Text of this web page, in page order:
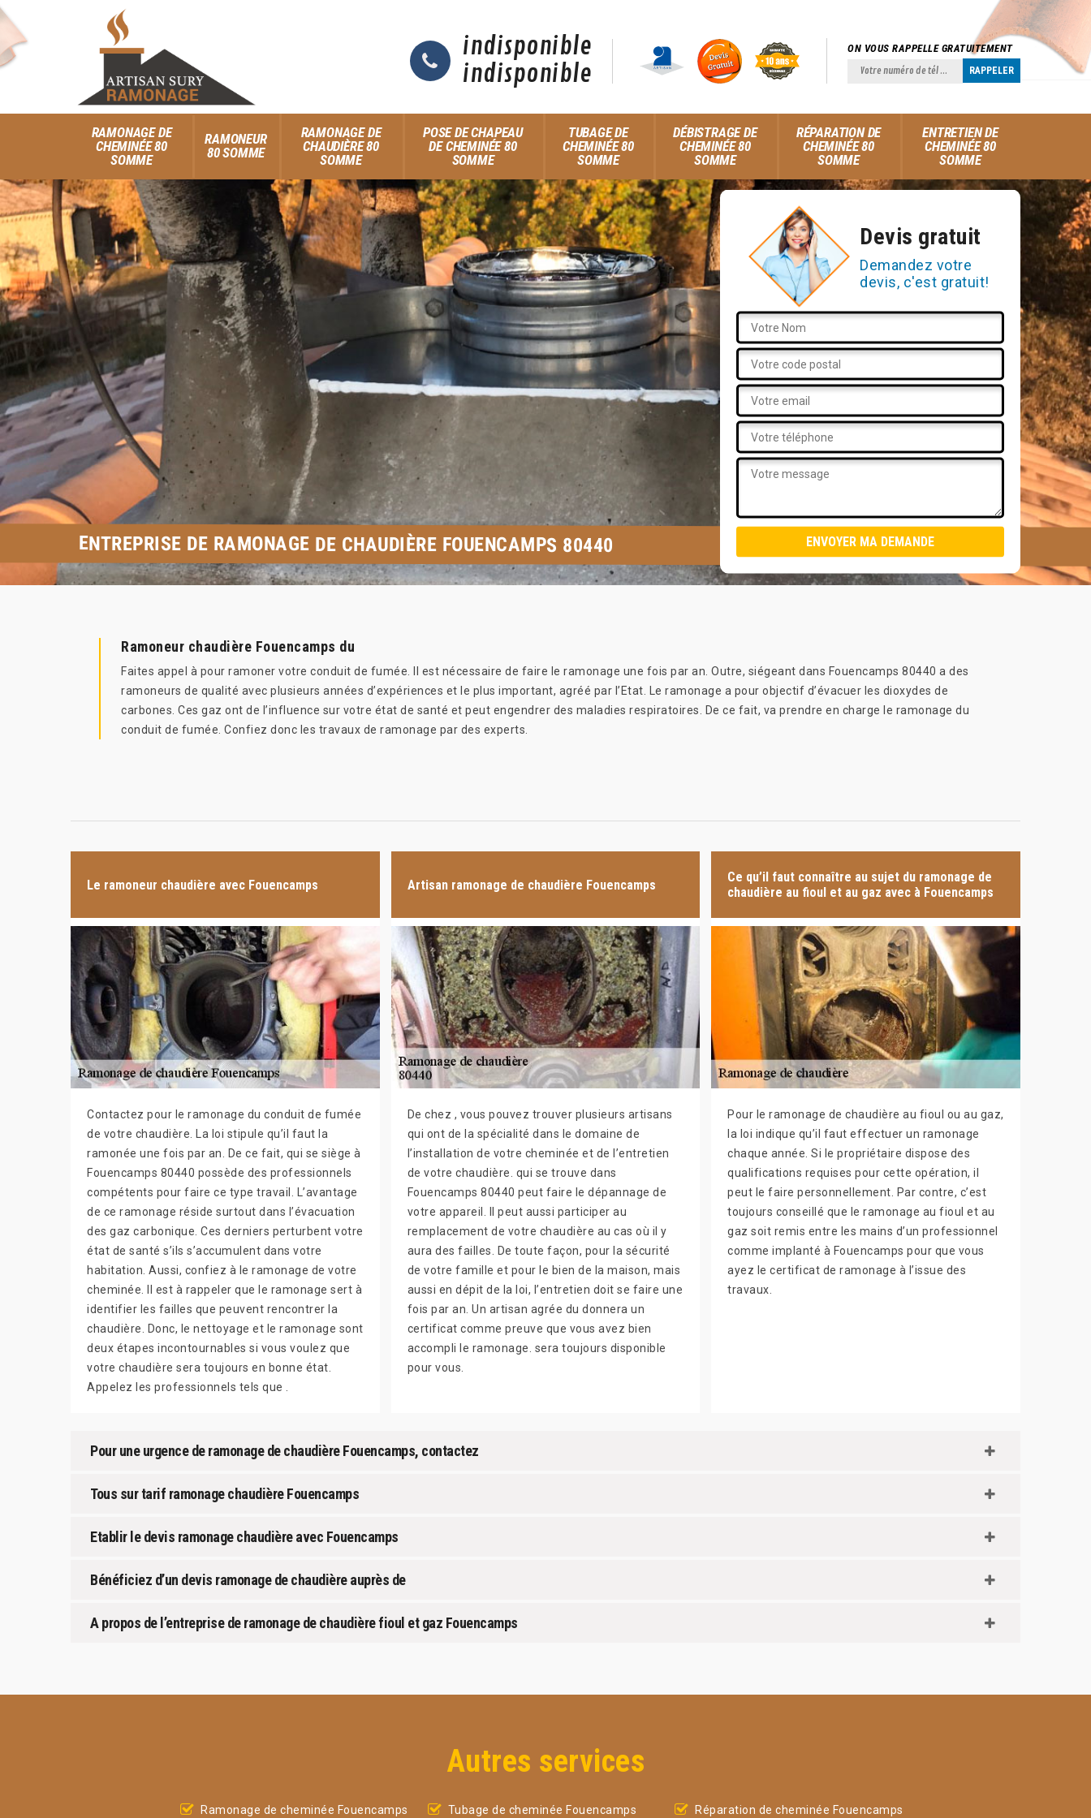
indisponible
indisponible
ON VOUS RAPPELLE GRATUITEMENT
RAMONAGE DE
CHEMINÉE 80
SOMME
RAMONEUR
80 SOMME
RAMONAGE DE
CHAUDIÈRE 80
SOMME
POSE DE CHAPEAU
DE CHEMINÉE 80
SOMME
TUBAGE DE
CHEMINÉE 80
SOMME
DÉBISTRAGE DE
CHEMINÉE 80
SOMME
RÉPARATION DE
CHEMINÉE 80
SOMME
ENTRETIEN DE
CHEMINÉE 80
SOMME
Devis gratuit
Demandez votre
devis, c'est gratuit!
ENTREPRISE DE RAMONAGE DE CHAUDIÈRE FOUENCAMPS 80440
Ramoneur chaudière Fouencamps du
Faites appel à pour ramoner votre conduit de fumée. Il est nécessaire de faire le ramonage une fois par an. Outre, siégeant dans Fouencamps 80440 a des
ramoneurs de qualité avec plusieurs années d’expériences et le plus important, agréé par l’Etat. Le ramonage a pour objectif d’évacuer les dioxydes de
carbones. Ces gaz ont de l’influence sur votre état de santé et peut engendrer des maladies respiratoires. De ce fait, va prendre en charge le ramonage du
conduit de fumée. Confiez donc les travaux de ramonage par des experts.
Le ramoneur chaudière avec Fouencamps
Contactez pour le ramonage du conduit de fumée
de votre chaudière. La loi stipule qu’il faut la
ramonée une fois par an. De ce fait, qui se siège à
Fouencamps 80440 possède des professionnels
compétents pour faire ce type travail. L’avantage
de ce ramonage réside surtout dans l’évacuation
des gaz carbonique. Ces derniers perturbent votre
état de santé s’ils s’accumulent dans votre
habitation. Aussi, confiez à le ramonage de votre
cheminée. Il est à rappeler que le ramonage sert à
identifier les failles que peuvent rencontrer la
chaudière. Donc, le nettoyage et le ramonage sont
deux étapes incontournables si vous voulez que
votre chaudière sera toujours en bonne état.
Appelez les professionnels tels que .
Artisan ramonage de chaudière Fouencamps
De chez , vous pouvez trouver plusieurs artisans
qui ont de la spécialité dans le domaine de
l’installation de votre cheminée et de l’entretien
de votre chaudière. qui se trouve dans
Fouencamps 80440 peut faire le dépannage de
votre appareil. Il peut aussi participer au
remplacement de votre chaudière au cas où il y
aura des failles. De toute façon, pour la sécurité
de votre famille et pour le bien de la maison, mais
aussi en dépit de la loi, l’entretien doit se faire une
fois par an. Un artisan agrée du donnera un
certificat comme preuve que vous avez bien
accompli le ramonage. sera toujours disponible
pour vous.
Ce qu’il faut connaître au sujet du ramonage de
chaudière au fioul et au gaz avec à Fouencamps
Pour le ramonage de chaudière au fioul ou au gaz,
la loi indique qu’il faut effectuer un ramonage
chaque année. Si le propriétaire dispose des
qualifications requises pour cette opération, il
peut le faire personnellement. Par contre, c’est
toujours conseillé que le ramonage au fioul et au
gaz soit remis entre les mains d’un professionnel
comme implanté à Fouencamps pour que vous
ayez le certificat de ramonage à l’issue des
travaux.
Pour une urgence de ramonage de chaudière Fouencamps, contactez
Tous sur tarif ramonage chaudière Fouencamps
Etablir le devis ramonage chaudière avec Fouencamps
Bénéficiez d’un devis ramonage de chaudière auprès de
A propos de l’entreprise de ramonage de chaudière fioul et gaz Fouencamps
Autres services
Ramonage de cheminée Fouencamps Tubage de cheminée Fouencamps Réparation de cheminée Fouencamps